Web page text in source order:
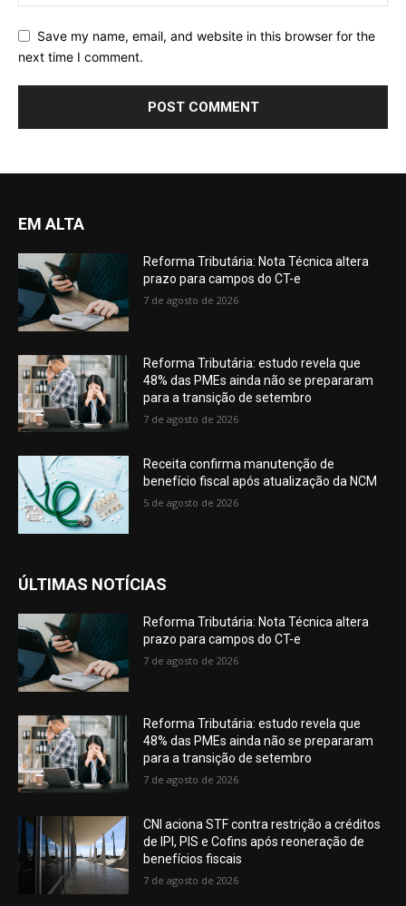
Save my name, email, and website in this browser for the
next time I comment.
EM ALTA
Reforma Tributária: Nota Técnica altera
prazo para campos do CT-e
7 de agosto de 2026
Reforma Tributária: estudo revela que
48% das PMEs ainda não se prepararam
para a transição de setembro
7 de agosto de 2026
Receita confirma manutenção de
benefício fiscal após atualização da NCM
5 de agosto de 2026
ÚLTIMAS NOTÍCIAS
Reforma Tributária: Nota Técnica altera
prazo para campos do CT-e
7 de agosto de 2026
Reforma Tributária: estudo revela que
48% das PMEs ainda não se prepararam
para a transição de setembro
7 de agosto de 2026
CNI aciona STF contra restrição a créditos
de IPI, PIS e Cofins após reoneração de
benefícios fiscais
7 de agosto de 2026